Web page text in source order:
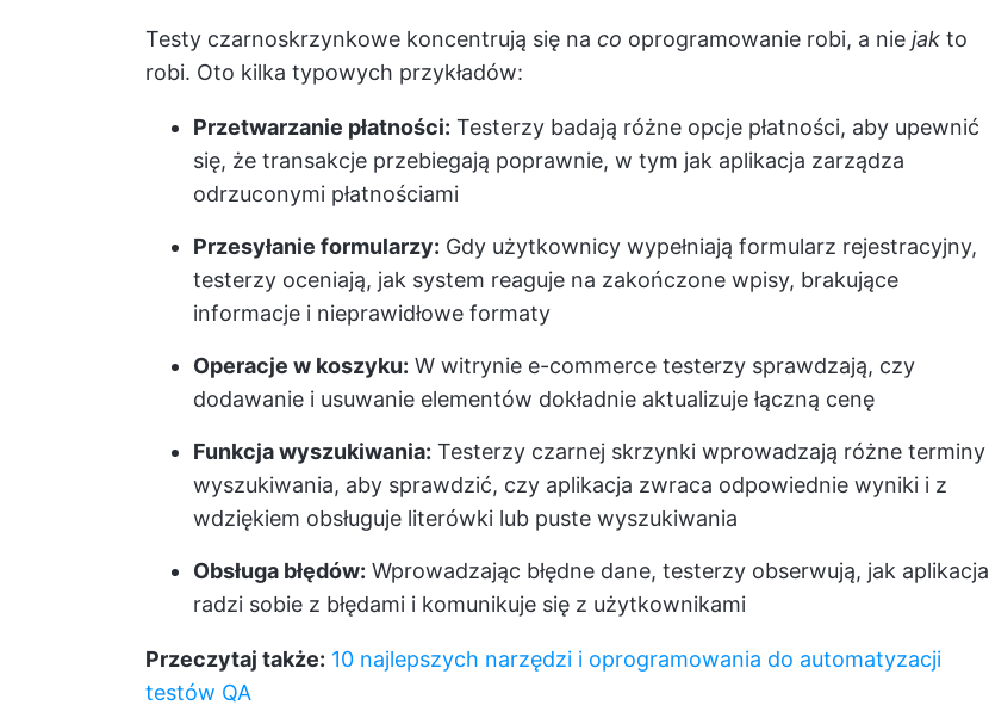
Testy czarnoskrzynkowe koncentrują się na co oprogramowanie robi, a nie jak to
robi. Oto kilka typowych przykładów:
Przetwarzanie płatności: Testerzy badają różne opcje płatności, aby upewnić
się, że transakcje przebiegają poprawnie, w tym jak aplikacja zarządza
odrzuconymi płatnościami
Przesyłanie formularzy: Gdy użytkownicy wypełniają formularz rejestracyjny,
testerzy oceniają, jak system reaguje na zakończone wpisy, brakujące
informacje i nieprawidłowe formaty
Operacje w koszyku: W witrynie e-commerce testerzy sprawdzają, czy
dodawanie i usuwanie elementów dokładnie aktualizuje łączną cenę
Funkcja wyszukiwania: Testerzy czarnej skrzynki wprowadzają różne terminy
wyszukiwania, aby sprawdzić, czy aplikacja zwraca odpowiednie wyniki i z
wdziękiem obsługuje literówki lub puste wyszukiwania
Obsługa błędów: Wprowadzając błędne dane, testerzy obserwują, jak aplikacja
radzi sobie z błędami i komunikuje się z użytkownikami
Przeczytaj także: 10 najlepszych narzędzi i oprogramowania do automatyzacji
testów QA